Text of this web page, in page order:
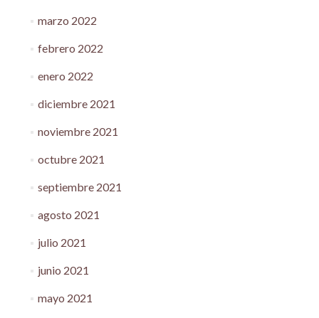
marzo 2022
febrero 2022
enero 2022
diciembre 2021
noviembre 2021
octubre 2021
septiembre 2021
agosto 2021
julio 2021
junio 2021
mayo 2021